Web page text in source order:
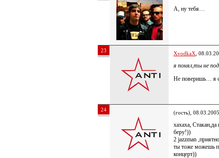
А, ну тебя…
23 XvodkaX ,
я понял,ты не
Не поверишь… я
24 (гость),
хахаха,
беру!))
2 jazzman
ты тоже можешь
концерт))